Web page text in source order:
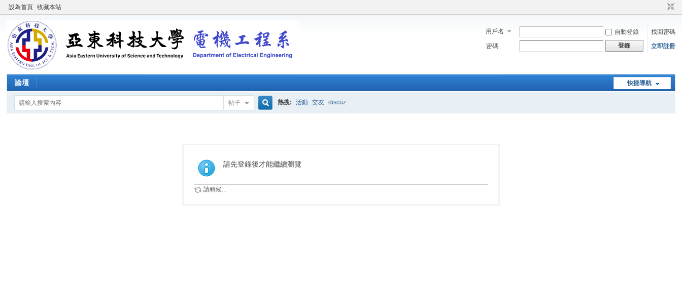
設為首頁 收藏本站
用戶名 自動登錄
找回密碼
密碼
登錄 立即註冊
快捷導航
論壇
帖子
索
熱搜: 活動 交友 discuz
請先登錄後才能繼續瀏覽
請稍候...